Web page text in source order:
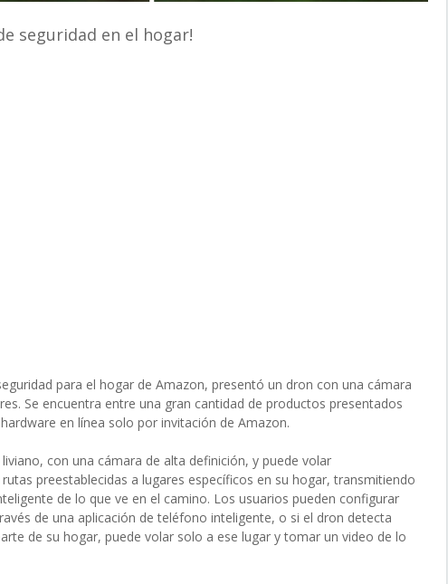
seguridad en el hogar!
para el hogar de Amazon, presentó un dron con una cámara
Se encuentra entre una gran cantidad de productos presentados
en línea solo por invitación de Amazon.
con una cámara de alta definición, y puede volar
preestablecidas a lugares específicos en su hogar, transmitiendo
de lo que ve en el camino. Los usuarios pueden configurar
de una aplicación de teléfono inteligente, o si el dron detecta
de su hogar, puede volar solo a ese lugar y tomar un video de lo